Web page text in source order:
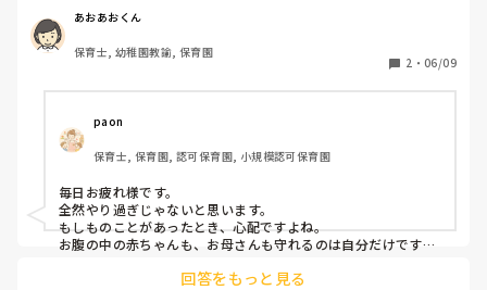
10年前入職の際に受けた抗体検査が5.2と＋ではあったので
すが、今日心配なので抗体検査を受けてきました。
病院の先生には、そんなに気にする事ないよと言われたので
すが、不安すぎて結果が出るまで、保育から外してもらいた
いとお願いしました。
子ども達も２回ワクチン接種済みの子がほとんどで数名打っ
てない子がいるくらいです。
人手不足の中なので、申し訳ない気持ちでいっぱいですが…
私やりすぎでしょうか。
あおあおくん
保育士, 幼稚園教諭, 保育園
2 ・ 06/09
paon
保育士, 保育園, 認可保育園, 小規模認可保育園
毎日お疲れ様です。
全然やり過ぎじゃないと思います。
もしものことがあったとき、心配ですよね。
お腹の中の赤ちゃんも、お母さんも守れるのは自分だけです。
のであれば環境に感謝して甘えていいと思います。
回答をもっと見る